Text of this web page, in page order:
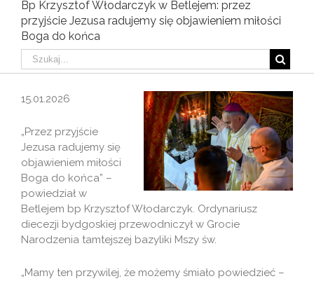
Bp Krzysztof Włodarczyk w Betlejem: przez
przyjście Jezusa radujemy się objawieniem miłości
Boga do końca
15.01.2026
„Przez przyjście
Jezusa radujemy się
objawieniem miłości
Boga do końca” –
powiedział w
Betlejem bp Krzysztof Włodarczyk. Ordynariusz
diecezji bydgoskiej przewodniczył w Grocie
Narodzenia tamtejszej bazyliki Mszy św.
„Mamy ten przywilej, że możemy śmiało powiedzieć –